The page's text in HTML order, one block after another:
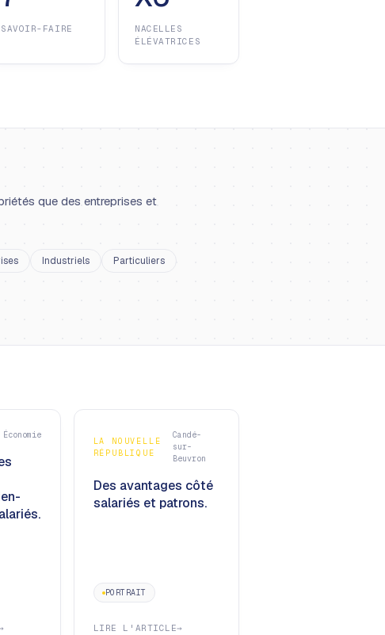
SAVOIR-FAIRE
NACELLES
ÉLÉVATRICES
que des entreprises et
Industriels Particuliers
Économie
LA NOUVELLE
RÉPUBLIQUE
Candé-
sur-
Beuvron
Des avantages côté
salariés et patrons.
PORTRAIT
LIRE L'ARTICLE→